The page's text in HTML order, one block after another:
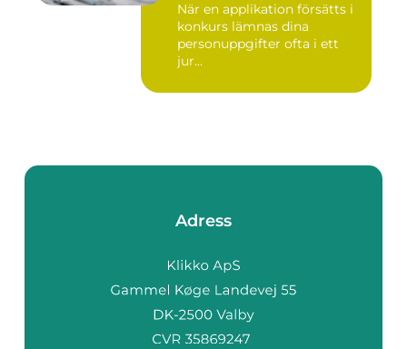
När en applikation försätts i
konkurs lämnas dina
personuppgifter ofta i ett
jur...
Adress